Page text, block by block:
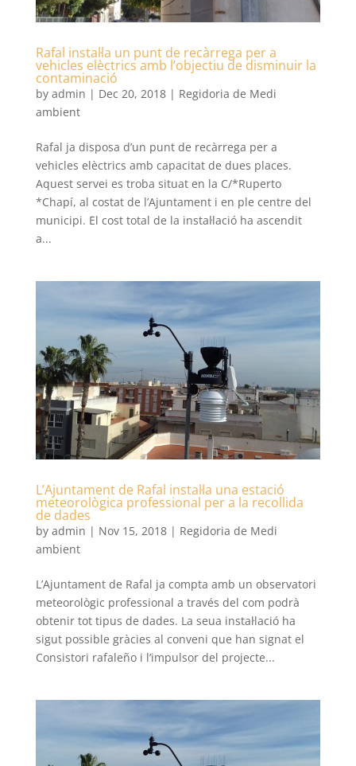
Rafal instal·la un punt de recàrrega per a
vehicles elèctrics amb l’objectiu de disminuir la
contaminació
by admin | Dec 20, 2018| Regidoria de Medi
ambient
Rafal ja disposa d’un punt de recàrrega per a
vehicles elèctrics amb capacitat de dues places.
Aquest servei es troba situat en la C/*Ruperto
*Chapí, al costat de l’Ajuntament i en ple centre del
municipi. El cost total de la instal·lació ha ascendit
a...
L’Ajuntament de Rafal instal·la una estació
meteorològica professional per a la recollida
de dades
by admin | Nov 15, 2018| Regidoria de Medi
ambient
L’Ajuntament de Rafal ja compta amb un observatori
meteorològic professional a través del com podrà
obtenir tot tipus de dades. La seua instal·lació ha
sigut possible gràcies al conveni que han signat el
Consistori rafaleño i l’impulsor del projecte...